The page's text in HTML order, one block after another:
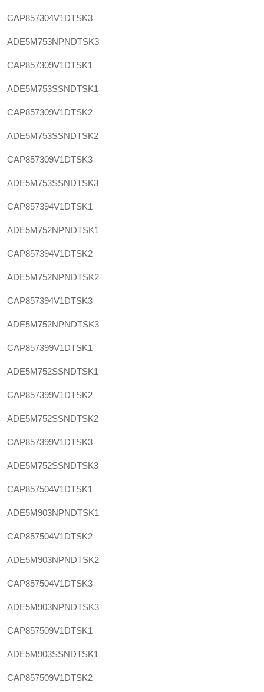
CAP857304V1DTSK3
ADE5M753NPNDTSK3
CAP857309V1DTSK1
ADE5M753SSNDTSK1
CAP857309V1DTSK2
ADE5M753SSNDTSK2
CAP857309V1DTSK3
ADE5M753SSNDTSK3
CAP857394V1DTSK1
ADE5M752NPNDTSK1
CAP857394V1DTSK2
ADE5M752NPNDTSK2
CAP857394V1DTSK3
ADE5M752NPNDTSK3
CAP857399V1DTSK1
ADE5M752SSNDTSK1
CAP857399V1DTSK2
ADE5M752SSNDTSK2
CAP857399V1DTSK3
ADE5M752SSNDTSK3
CAP857504V1DTSK1
ADE5M903NPNDTSK1
CAP857504V1DTSK2
ADE5M903NPNDTSK2
CAP857504V1DTSK3
ADE5M903NPNDTSK3
CAP857509V1DTSK1
ADE5M903SSNDTSK1
CAP857509V1DTSK2